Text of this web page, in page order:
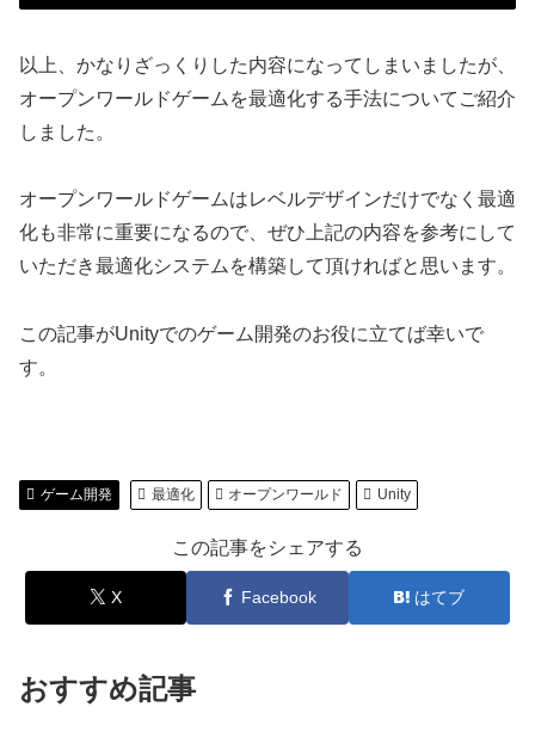
以上、かなりざっくりした内容になってしまいましたが、
オープンワールドゲームを最適化する手法についてご紹介
しました。
オープンワールドゲームはレベルデザインだけでなく最適
化も非常に重要になるので、ぜひ上記の内容を参考にして
いただき最適化システムを構築して頂ければと思います。
この記事がUnityでのゲーム開発のお役に立てば幸いで
す。
ゲーム開発 最適化 オープンワールド Unity
この記事をシェアする
X Facebook はてブ
おすすめ記事